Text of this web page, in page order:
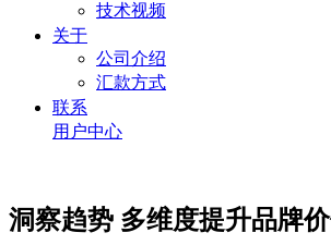
技术视频
关于
公司介绍
汇款方式
联系
用户中心
洞察趋势 多维度提升品牌